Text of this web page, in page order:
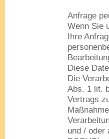
Anfrage
Wenn Sie
Ihre
Diese
Die
Abs. 1 lit.
Vertrags
und / oder